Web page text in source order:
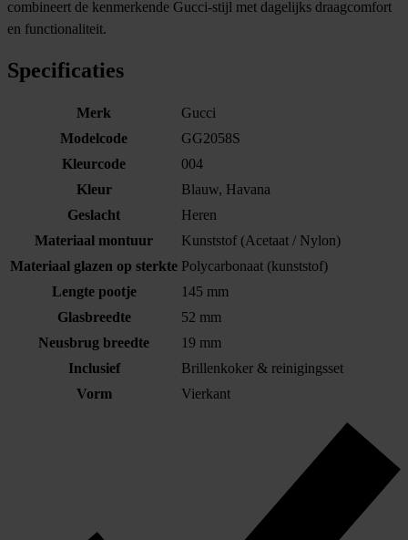
combineert de kenmerkende Gucci-stijl met dagelijks draagcomfort
en functionaliteit.
Specificaties
Merk
Gucci
Modelcode
GG2058S
Kleurcode
004
Kleur
Blauw, Havana
Geslacht
Heren
Materiaal montuur
Kunststof (Acetaat / Nylon)
Materiaal glazen op sterkte Polycarbonaat (kunststof)
Lengte pootje
145 mm
Glasbreedte
52 mm
Neusbrug breedte
19 mm
Inclusief
Brillenkoker & reinigingsset
Vorm
Vierkant